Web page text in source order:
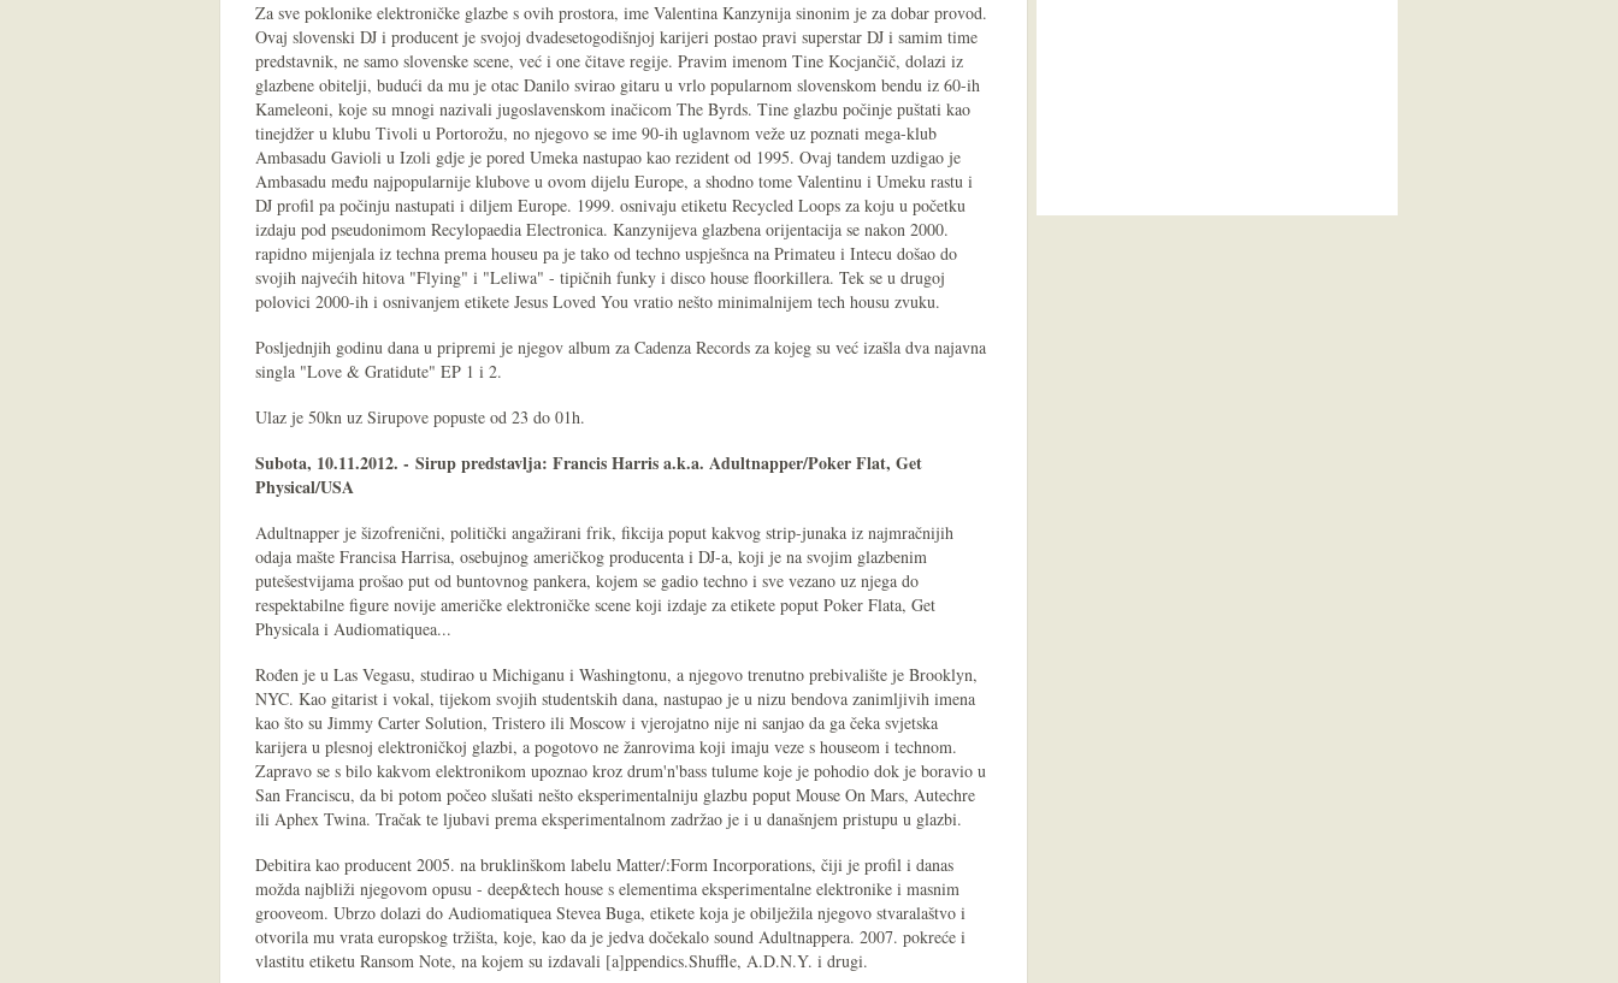
Za sve poklonike elektroničke glazbe s ovih prostora, ime Valentina Kanzynija sinonim je za dobar provod.
Ovaj slovenski DJ i producent je svojoj dvadesetogodišnjoj karijeri postao pravi superstar DJ i samim time
predstavnik, ne samo slovenske scene, već i one čitave regije. Pravim imenom Tine Kocjančič, dolazi iz
glazbene obitelji, budući da mu je otac Danilo svirao gitaru u vrlo popularnom slovenskom bendu iz 60-ih
Kameleoni, koje su mnogi nazivali jugoslavenskom inačicom The Byrds. Tine glazbu počinje puštati kao
tinejdžer u klubu Tivoli u Portorožu, no njegovo se ime 90-ih uglavnom veže uz poznati mega-klub
Ambasadu Gavioli u Izoli gdje je pored Umeka nastupao kao rezident od 1995. Ovaj tandem uzdigao je
Ambasadu među najpopularnije klubove u ovom dijelu Europe, a shodno tome Valentinu i Umeku rastu i
DJ profil pa počinju nastupati i diljem Europe. 1999. osnivaju etiketu Recycled Loops za koju u početku
izdaju pod pseudonimom Recylopaedia Electronica. Kanzynijeva glazbena orijentacija se nakon 2000.
rapidno mijenjala iz techna prema houseu pa je tako od techno uspješnca na Primateu i Intecu došao do
svojih najvećih hitova "Flying" i "Leliwa" - tipičnih funky i disco house floorkillera. Tek se u drugoj
polovici 2000-ih i osnivanjem etikete Jesus Loved You vratio nešto minimalnijem tech housu zvuku.
Posljednjih godinu dana u pripremi je njegov album za Cadenza Records za kojeg su već izašla dva najavna
singla "Love & Gratidute" EP 1 i 2.
Ulaz je 50kn uz Sirupove popuste od 23 do 01h.
Subota, 10.11.2012. - Sirup predstavlja: Francis Harris a.k.a. Adultnapper/Poker Flat, Get
Physical/USA
Adultnapper je šizofrenični, politički angažirani frik, fikcija poput kakvog strip-junaka iz najmračnijih
odaja mašte Francisa Harrisa, osebujnog američkog producenta i DJ-a, koji je na svojim glazbenim
putešestvijama prošao put od buntovnog pankera, kojem se gadio techno i sve vezano uz njega do
respektabilne figure novije američke elektroničke scene koji izdaje za etikete poput Poker Flata, Get
Physicala i Audiomatiquea...
Rođen je u Las Vegasu, studirao u Michiganu i Washingtonu, a njegovo trenutno prebivalište je Brooklyn,
NYC. Kao gitarist i vokal, tijekom svojih studentskih dana, nastupao je u nizu bendova zanimljivih imena
kao što su Jimmy Carter Solution, Tristero ili Moscow i vjerojatno nije ni sanjao da ga čeka svjetska
karijera u plesnoj elektroničkoj glazbi, a pogotovo ne žanrovima koji imaju veze s houseom i technom.
Zapravo se s bilo kakvom elektronikom upoznao kroz drum'n'bass tulume koje je pohodio dok je boravio u
San Franciscu, da bi potom počeo slušati nešto eksperimentalniju glazbu poput Mouse On Mars, Autechre
ili Aphex Twina. Tračak te ljubavi prema eksperimentalnom zadržao je i u današnjem pristupu u glazbi.
Debitira kao producent 2005. na bruklinškom labelu Matter/:Form Incorporations, čiji je profil i danas
možda najbliži njegovom opusu - deep&tech house s elementima eksperimentalne elektronike i masnim
grooveom. Ubrzo dolazi do Audiomatiquea Stevea Buga, etikete koja je obilježila njegovo stvaralaštvo i
otvorila mu vrata europskog tržišta, koje, kao da je jedva dočekalo sound Adultnappera. 2007. pokreće i
vlastitu etiketu Ransom Note, na kojem su izdavali [a]ppendics.Shuffle, A.D.N.Y. i drugi.